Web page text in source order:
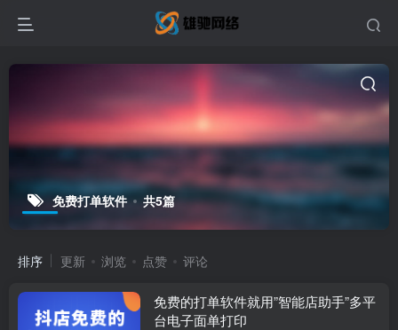
免费打单软件 共5篇
排序 更新 浏览 点赞 评论
免费的打单软件就用”智能店助手”多平
台电子面单打印